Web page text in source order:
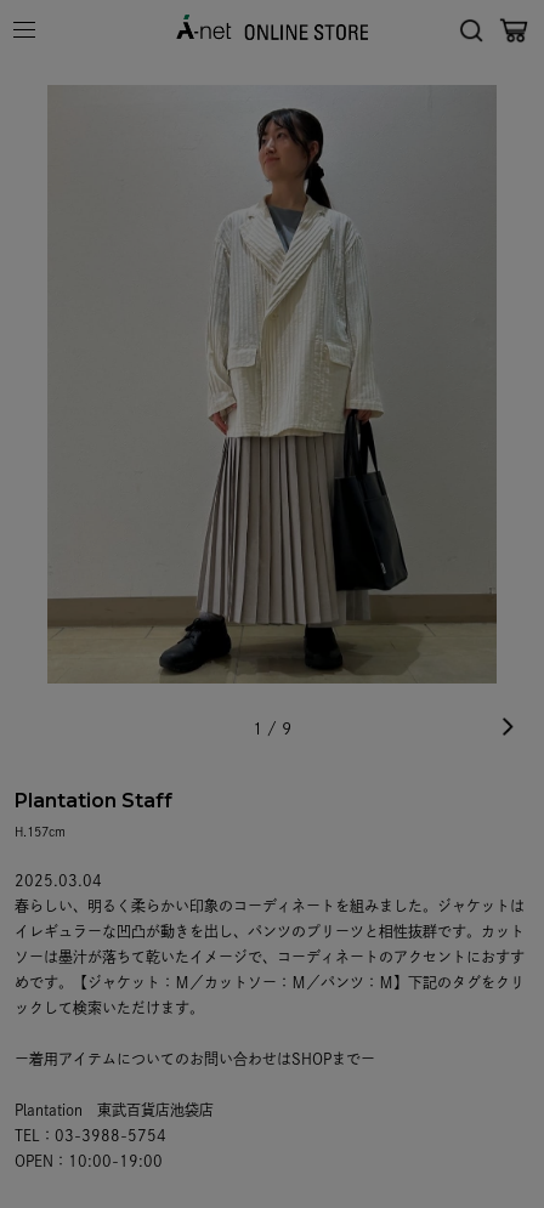
1 / 9
Plantation Staff
H.157cm
2025.03.04
春らしい、明るく柔らかい印象のコーディネートを組みました。ジャケットは
イレギュラーな凹凸が動きを出し、パンツのプリーツと相性抜群です。カット
ソーは墨汁が落ちて乾いたイメージで、コーディネートのアクセントにおすす
めです。【ジャケット：Ｍ／カットソー：Ｍ／パンツ：Ｍ】下記のタグをクリ
ックして検索いただけます。
ー着用アイテムについてのお問い合わせはSHOPまでー
Plantation 東武百貨店池袋店
TEL：03-3988-5754
OPEN：10:00-19:00